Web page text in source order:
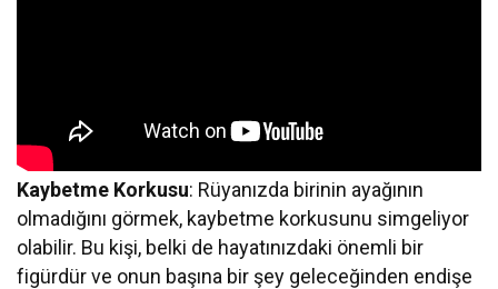
Kaybetme Korkusu: Rüyanızda birinin ayağının
olmadığını görmek, kaybetme korkusunu simgeliyor
olabilir. Bu kişi, belki de hayatınızdaki önemli bir
figürdür ve onun başına bir şey geleceğinden endişe